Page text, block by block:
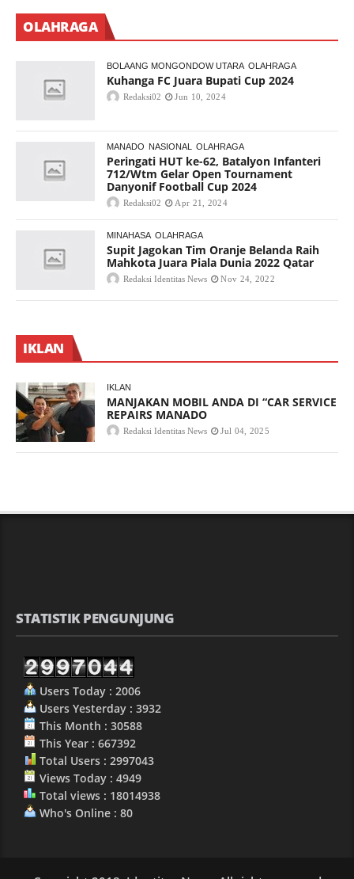
OLAHRAGA
BOLAANG MONGONDOW UTARA OLAHRAGA
Kuhanga FC Juara Bupati Cup 2024
Redaksi02 Jun 10, 2024
MANADO NASIONAL OLAHRAGA
Peringati HUT ke-62, Batalyon Infanteri
712/Wtm Gelar Open Tournament
Danyonif Football Cup 2024
Redaksi02 Apr 21, 2024
MINAHASA OLAHRAGA
Supit Jagokan Tim Oranje Belanda Raih
Mahkota Juara Piala Dunia 2022 Qatar
Redaksi Identitas News Nov 24, 2022
IKLAN
IKLAN
MANJAKAN MOBIL ANDA DI “CAR SERVICE
REPAIRS MANADO
Redaksi Identitas News Jul 04, 2025
STATISTIK PENGUNJUNG
Users Today : 2006
Users Yesterday : 3932
This Month : 30588
This Year : 667392
Total Users : 2997043
Views Today : 4949
Total views : 18014938
Who's Online : 80